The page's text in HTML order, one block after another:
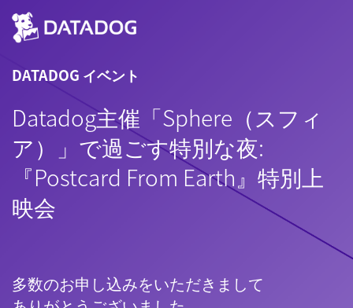
DATADOG イベント
Datadog主催「Sphere（スフィ
ア）」で過ごす特別な夜:
『Postcard From Earth』特別上
映会
多数のお申し込みをいただきまして